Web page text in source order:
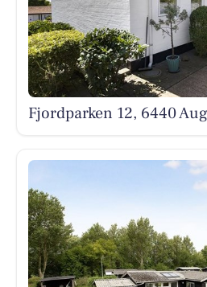
Fjordparken 12, 6440